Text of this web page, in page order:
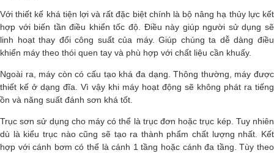
Với thiết kế khá tiện lợi và rất đặc biệt chính là bộ nâng hạ thủy lực kết
hợp với biến tần điều khiển tốc độ. Điều này giúp người sử dụng sẽ
linh hoạt thay đổi công suất của máy. Giúp chúng ta dễ dàng điều
khiển máy theo thói quen tay và phù hợp với chất liệu cần khuấy.
Ngoài ra, máy còn có cấu tạo khá đa dạng. Thông thường, máy được
thiết kế ở dạng đĩa. Vì vậy khi máy hoạt động sẽ không phát ra tiếng
ồn và năng suất đánh sơn khá tốt.
Trục sơn sử dụng cho máy có thể là trục đơn hoặc trục kép. Tuy nhiên
dù là kiểu trục nào cũng sẽ tạo ra thành phẩm chất lượng nhất. Kết
hợp với cánh bơm có thể là cánh 1 tầng hoặc cánh đa tầng. Tùy theo